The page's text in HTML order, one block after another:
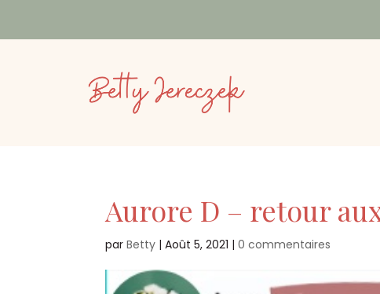
Aurore D – retour
parBetty |Août 5, 2021 |0 commentaires